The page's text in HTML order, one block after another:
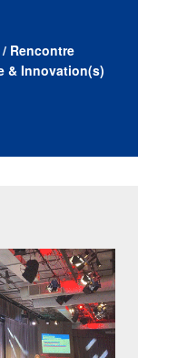
/ Rencontre
& Innovation(s)